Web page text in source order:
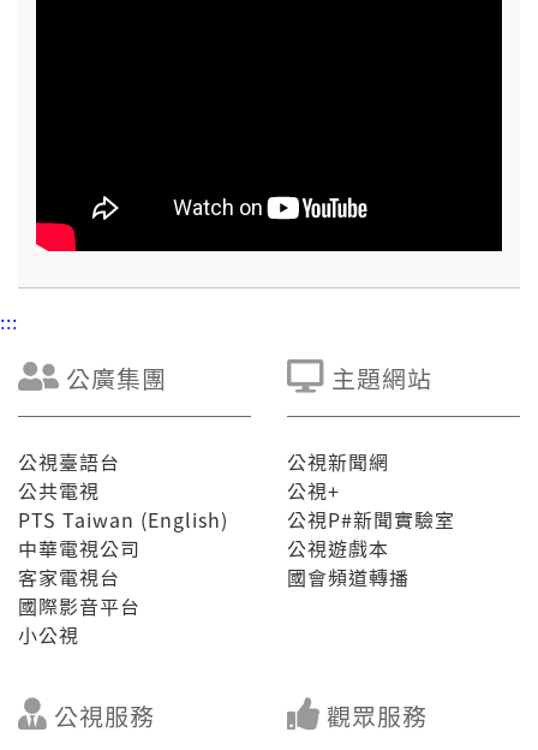
:::
公廣集團
公視臺語台
公共電視
PTS Taiwan (English)
中華電視公司
客家電視台
國際影音平台
小公視
主題網站
公視新聞網
公視+
公視P#新聞實驗室
公視遊戲本
國會頻道轉播
公視服務 觀眾服務